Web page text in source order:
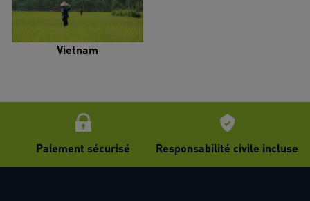
Vietnam
Paiement sécurisé Responsabilité civile incluse